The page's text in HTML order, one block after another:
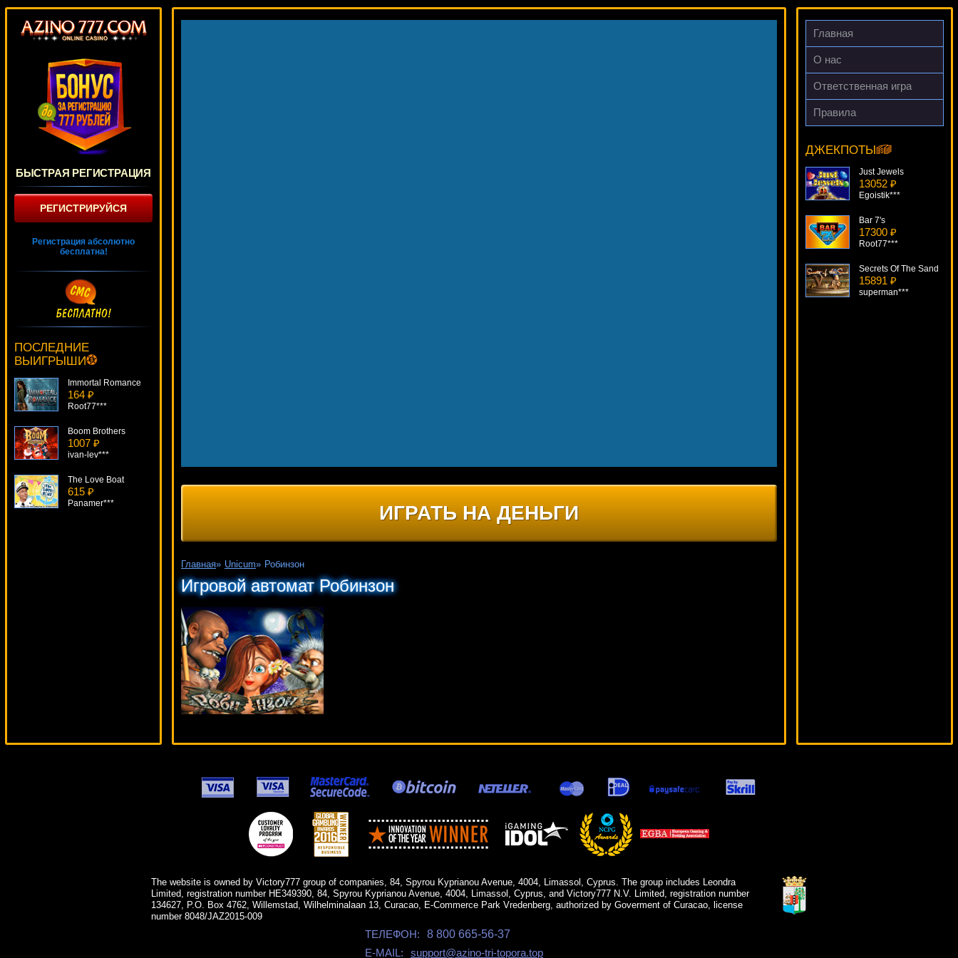
ИГРАТЬ НА ДЕНЬГИ
Главная» Unicum» Робинзон
Игровой автомат Робинзон
БЫСТРАЯ РЕГИСТРАЦИЯ
РЕГИСТРИРУЙСЯ
Регистрация абсолютно
бесплатна!
ПОСЛЕДНИЕ
ВЫИГРЫШИ
830 ₽
sgvwood***
Immortal Romance
164 ₽
Root77***
Boom Brothers
1007 ₽
ivan-lev***
The Love Boat
615 ₽
Panamer***
Главная
О нас
Ответственная игра
Правила
ДЖЕКПОТЫ
2 Million B.C.
blogolet***
Just Jewels
13052 ₽
Egoistik***
Bar 7's
17300 ₽
Root77***
Secrets Of The Sand
15891 ₽
superman***
The website is owned by Victory777 group of companies, 84, Spyrou Kyprianou Avenue, 4004, Limassol, Cyprus. The group includes Leondra
Limited, registration number HE349390, 84, Spyrou Kyprianou Avenue, 4004, Limassol, Cyprus, and Victory777 N.V. Limited, registration number
134627, P.O. Box 4762, Willemstad, Wilhelminalaan 13, Curacao, E-Commerce Park Vredenberg, authorized by Goverment of Curacao, license
number 8048/JAZ2015-009
ТЕЛЕФОН:
8 800 665-56-37
E-MAIL:
support@azino-tri-topora.top